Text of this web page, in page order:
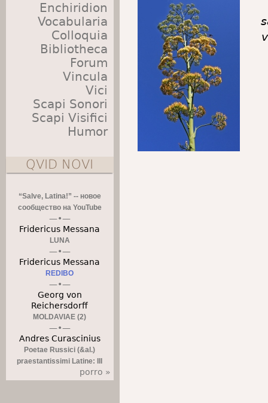
Enchiridion
Vocabularia
Colloquia
Bibliotheca
Forum
Vincula
Vici
Scapi Sonori
Scapi Visifici
Humor
QVID NOVI
“Salve, Latina!” -- новое
сообщество на YouTube
Fridericus Messana
LUNA
Fridericus Messana
REDIBO
Georg von
Reichersdorff
MOLDAVIAE (2)
Andres Curascinius
Poetae Russici (&al.)
praestantissimi Latine: III
porro »